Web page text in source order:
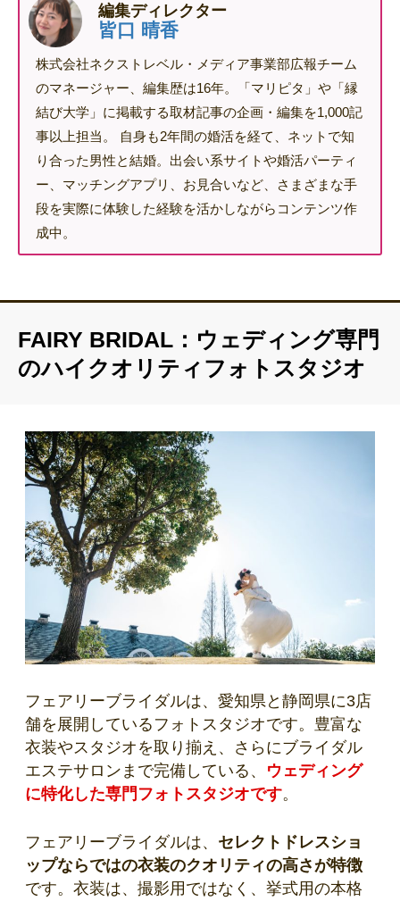
編集ディレクター
皆口 晴香
株式会社ネクストレベル・メディア事業部広報チーム
のマネージャー、編集歴は16年。「マリピタ」や「縁
結び大学」に掲載する取材記事の企画・編集を1,000記
事以上担当。 自身も2年間の婚活を経て、ネットで知
り合った男性と結婚。出会い系サイトや婚活パーティ
ー、マッチングアプリ、お見合いなど、さまざまな手
段を実際に体験した経験を活かしながらコンテンツ作
成中。
FAIRY BRIDAL：ウェディング専門
のハイクオリティフォトスタジオ
フェアリーブライダルは、愛知県と静岡県に3店
舗を展開しているフォトスタジオです。豊富な
衣装やスタジオを取り揃え、さらにブライダル
エステサロンまで完備している、 ウェディング
に特化した専門フォトスタジオです。
フェアリーブライダルは、 セレクトドレスショ
ップならではの衣装のクオリティの高さが特徴
です。衣装は、撮影用ではなく、挙式用の本格